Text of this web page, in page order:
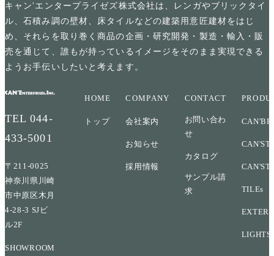
キャン'エンタープライゼズ株式会社は、レンガやブリックタイ
ル、石積み調の壁材、床タイルなどの建築用意匠建材をはじ
め、それらを取り巻く商品の企画・研究開発・製造・輸入・販
売を通じて、誰もが持っているイメージをそのまま実現できる
ようお手伝いしたいと考えます。
TEL044-
433-5001
〒211-0025
神奈川県川崎
市中原区木月
4-28-3 SJビ
ル2F
SHOWROOM
HOME
トップ
COMPANY
会社案内
お知らせ
採用情報
CONTACT
お問い合わ
せ
カタログ
サンプル請
求
TILEs
LIGHTS